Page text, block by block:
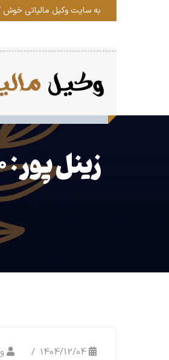
به سایت وکیل مالیاتی خوش
زینل پور: ۱۲۰۰ میلیارد تومانی مالیات به حساب مودیان کرمانی بازگشت
1404/12/04